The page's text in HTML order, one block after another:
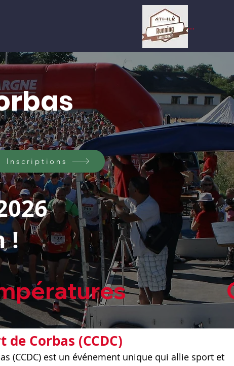
Se connecter
Inscriptions
!
températures
de Corbas (CCDC)
(CCDC) est un événement unique qui allie sport et